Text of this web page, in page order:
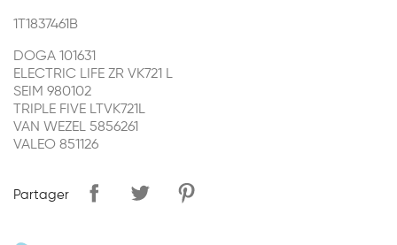
1T1837461B
DOGA 101631
ELECTRIC LIFE ZR VK721 L
SEIM 980102
TRIPLE FIVE LTVK721L
VAN WEZEL 5856261
VALEO 851126
Partager